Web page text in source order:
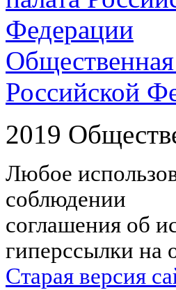
Общественная
Российской
2019
Любое
соблюдении
соглашения об
гиперссылки на
Старая версия